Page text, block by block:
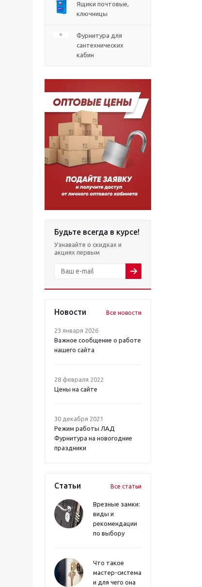
Ящики почтовые,
ключницы
Фурнитура для
сантехнических
кабин
Будьте всегда в курсе!
Узнавайте о скидках и
акциях первым
Новости Все новости
23 января 2026
Важное сообщение о работе
нашего сайта
28 февраля 2022
Цены на сайте
30 декабря 2021
Режим работы ЛАД
Фурнитура на новогодние
праздники
Статьи Все статьи
Врезные замки:
виды и
рекомендации
по выбору
Что такое
мастер-система
и для чего она